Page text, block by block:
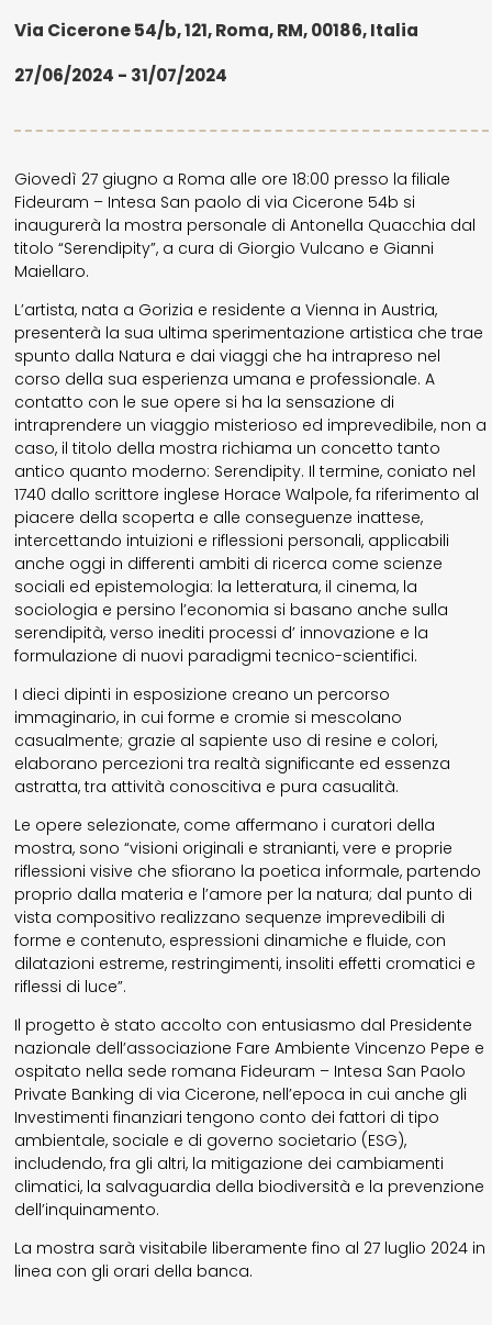
Via Cicerone 54/b, 121, Roma, RM, 00186, Italia
27/06/2024 - 31/07/2024
Giovedì 27 giugno a Roma alle ore 18:00 presso la filiale
Fideuram – Intesa San paolo di via Cicerone 54b si
inaugurerà la mostra personale di Antonella Quacchia dal
titolo “Serendipity”, a cura di Giorgio Vulcano e Gianni
Maiellaro.
L’artista, nata a Gorizia e residente a Vienna in Austria,
presenterà la sua ultima sperimentazione artistica che trae
spunto dalla Natura e dai viaggi che ha intrapreso nel
corso della sua esperienza umana e professionale. A
contatto con le sue opere si ha la sensazione di
intraprendere un viaggio misterioso ed imprevedibile, non a
caso, il titolo della mostra richiama un concetto tanto
antico quanto moderno: Serendipity. Il termine, coniato nel
1740 dallo scrittore inglese Horace Walpole, fa riferimento al
piacere della scoperta e alle conseguenze inattese,
intercettando intuizioni e riflessioni personali, applicabili
anche oggi in differenti ambiti di ricerca come scienze
sociali ed epistemologia: la letteratura, il cinema, la
sociologia e persino l’economia si basano anche sulla
serendipità, verso inediti processi d’ innovazione e la
formulazione di nuovi paradigmi tecnico-scientifici.
I dieci dipinti in esposizione creano un percorso
immaginario, in cui forme e cromie si mescolano
casualmente; grazie al sapiente uso di resine e colori,
elaborano percezioni tra realtà significante ed essenza
astratta, tra attività conoscitiva e pura casualità.
Le opere selezionate, come affermano i curatori della
mostra, sono “visioni originali e stranianti, vere e proprie
riflessioni visive che sfiorano la poetica informale, partendo
proprio dalla materia e l’amore per la natura; dal punto di
vista compositivo realizzano sequenze imprevedibili di
forme e contenuto, espressioni dinamiche e fluide, con
dilatazioni estreme, restringimenti, insoliti effetti cromatici e
riflessi di luce”.
Il progetto è stato accolto con entusiasmo dal Presidente
nazionale dell’associazione Fare Ambiente Vincenzo Pepe e
ospitato nella sede romana Fideuram – Intesa San Paolo
Private Banking di via Cicerone, nell’epoca in cui anche gli
Investimenti finanziari tengono conto dei fattori di tipo
ambientale, sociale e di governo societario (ESG),
includendo, fra gli altri, la mitigazione dei cambiamenti
climatici, la salvaguardia della biodiversità e la prevenzione
dell’inquinamento.
La mostra sarà visitabile liberamente fino al 27 luglio 2024 in
linea con gli orari della banca.